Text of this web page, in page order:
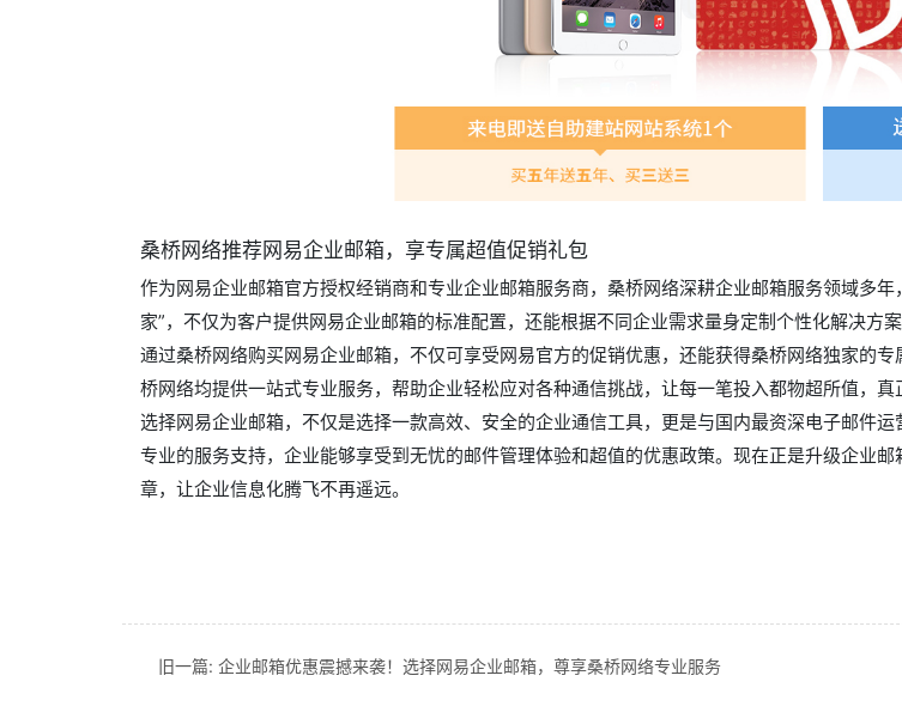
桑桥网络推荐网易企业邮箱，享专属超值促销礼包
作为网易企业邮箱官方授权经销商和专业企业邮箱服务商，桑桥网络深耕企业邮箱服务领域多
家”，不仅为客户提供网易企业邮箱的标准配置，还能根据不同企业需求量身定制个性化解决方
通过桑桥网络购买网易企业邮箱，不仅可享受网易官方的促销优惠，还能获得桑桥网络独家的
桥网络均提供一站式专业服务，帮助企业轻松应对各种通信挑战，让每一笔投入都物超所值，真
选择网易企业邮箱，不仅是选择一款高效、安全的企业通信工具，更是与国内最资深电子邮件
专业的服务支持，企业能够享受到无忧的邮件管理体验和超值的优惠政策。现在正是升级企业
章，让企业信息化腾飞不再遥远。
旧一篇: 企业邮箱优惠震撼来袭！选择网易企业邮箱，尊享桑桥网络专业服务